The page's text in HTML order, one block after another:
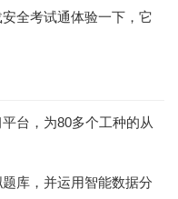
全考试通体验一下，它
台，为80多个工种的从
库，并运用智能数据分